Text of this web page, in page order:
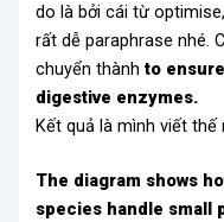
do là bởi cái từ
rất dễ paraphrase nhé.
chuyển thànhto
digestive enzymes.
Kết quả là mình viết thế
The diagram shows
species handle small